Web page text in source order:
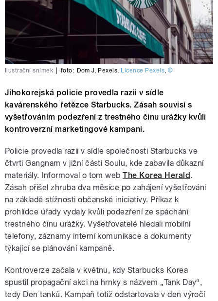
Ilustrační snímek foto: Dom J ,Pexels Licence Pexels ©
Jihokorejská policie provedla razii v sídle
kavárenského řetězce Starbucks. Zásah souvisí s
vyšetřováním podezření z trestného činu urážky kvůli
kontroverzní marketingové kampani.
Policie provedla razii v sídle společnosti Starbucks ve
čtvrti Gangnam v jižní části Soulu, kde zabavila důkazní
materiály. Informoval o tom webThe Korea Herald.
Zásah přišel zhruba dva měsíce po zahájení vyšetřování
na základě stížnosti občanské iniciativy. Příkaz k
prohlídce úřady vydaly kvůli podezření ze spáchání
trestného činu urážky. Vyšetřovatelé hledali mobilní
telefony, záznamy interní komunikace a dokumenty
týkající se plánování kampaně.
Kontroverze začala v květnu, kdy Starbucks Korea
spustil propagační akci na hrnky s názvem „Tank Day“,
tedy Den tanků. Kampaň totiž odstartovala v den výročí